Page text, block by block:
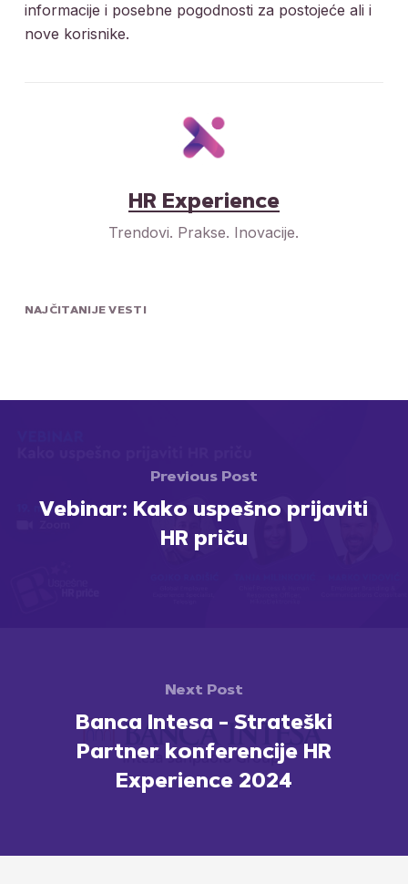
informacije i posebne pogodnosti za postojeće ali i
nove korisnike.
HR Experience
Trendovi. Prakse. Inovacije.
NAJČITANIJE VESTI
Previous Post
Vebinar: Kako uspešno prijaviti
HR priču
Next Post
Banca Intesa - Strateški
Partner konferencije HR
Experience 2024